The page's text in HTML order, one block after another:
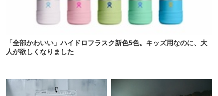
「全部かわいい」ハイドロフラスク新色5色。キッズ用なのに、大
人が欲しくなりました